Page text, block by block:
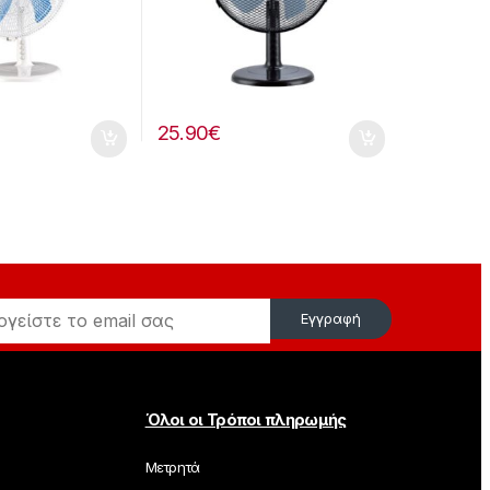
25.90€
Εγγραφή
Όλοι οι Τρόποι πληρωμής
Μετρητά